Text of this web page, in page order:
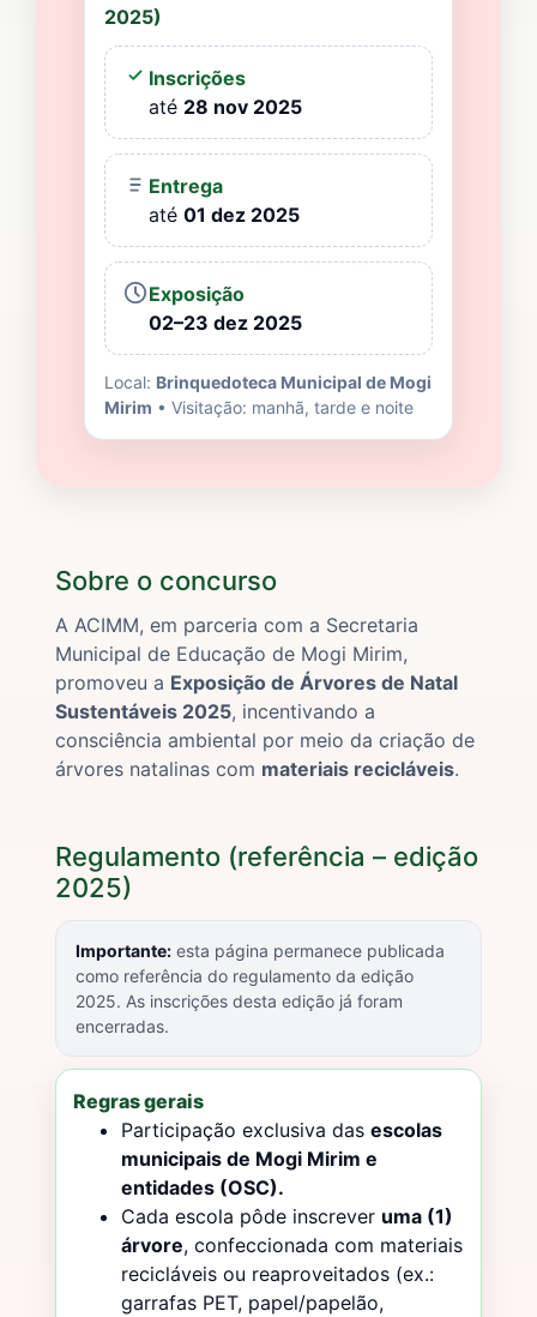
2025)
Inscrições
até 28 nov 2025
Entrega
até 01 dez 2025
Exposição
02–23 dez 2025
Local: Brinquedoteca Municipal de Mogi
Mirim • Visitação: manhã, tarde e noite
Sobre o concurso
A ACIMM, em parceria com a Secretaria
Municipal de Educação de Mogi Mirim,
promoveu a Exposição de Árvores de Natal
Sustentáveis 2025, incentivando a
consciência ambiental por meio da criação de
árvores natalinas com materiais recicláveis.
Regulamento (referência – edição
2025)
Importante: esta página permanece publicada
como referência do regulamento da edição
2025. As inscrições desta edição já foram
encerradas.
Regras gerais
Participação exclusiva das escolas
municipais de Mogi Mirim e
entidades (OSC).
Cada escola pôde inscrever uma (1)
árvore, confeccionada com materiais
recicláveis ou reaproveitados (ex.:
garrafas PET, papel/papelão,